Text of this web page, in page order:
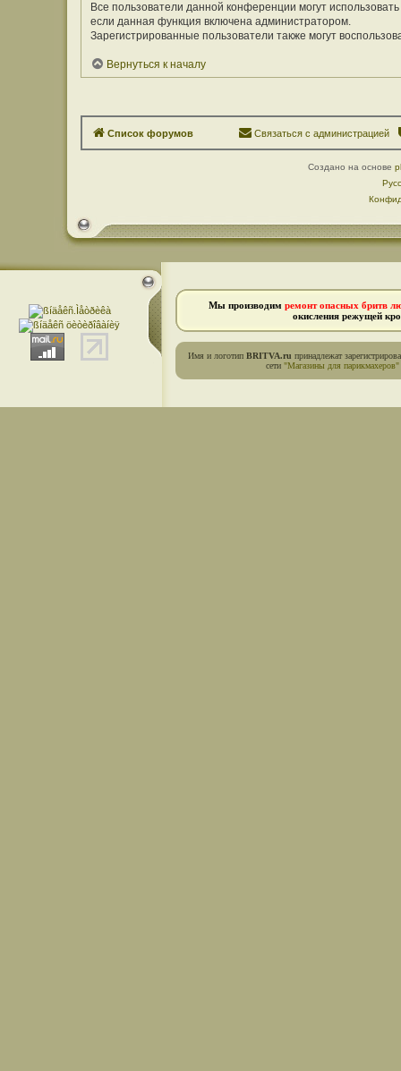
Все пользователи данной конференции могут
если данная функция включена администратором.
Зарегистрированные пользователи также могут
Вернуться к началу
Список форумов Связаться с администрацией
Создано на основе
Мы производим ремонт опасных бритв
окисления режущей
Имя и логотип BRITVA.ru принадлежат
сети "Магазины для парикмахеров"